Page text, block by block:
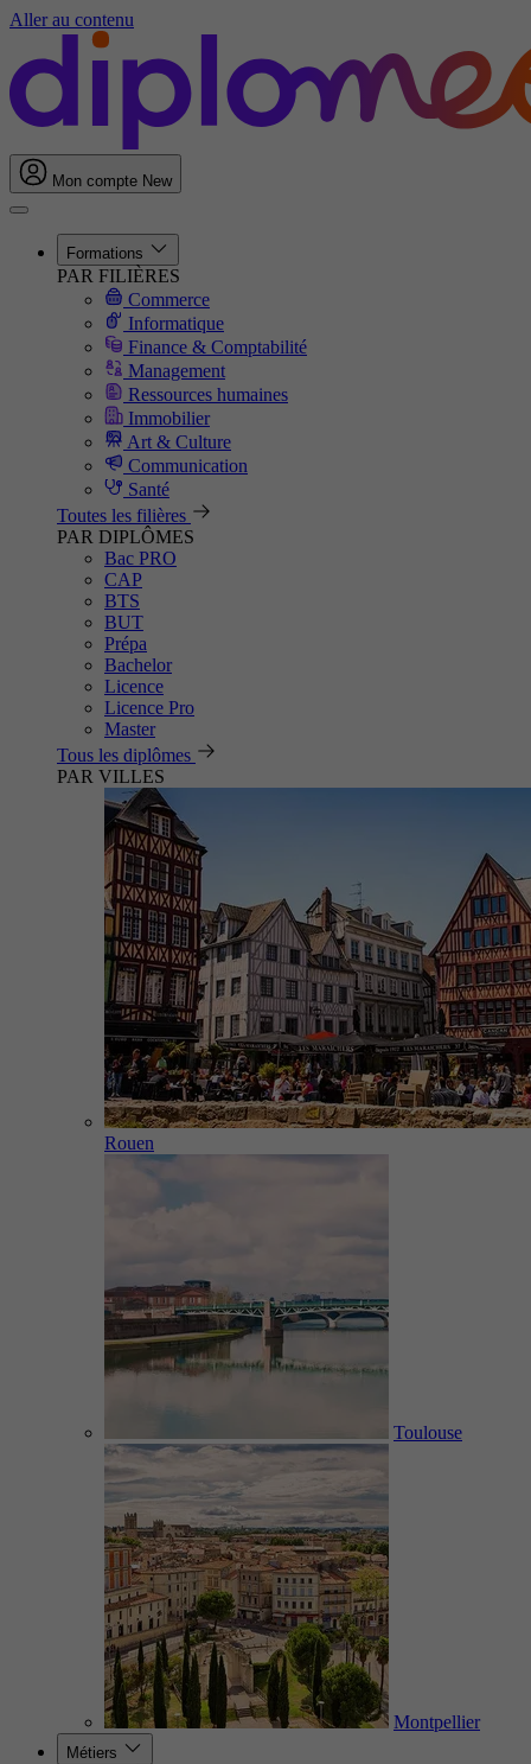
Aller au contenu
Mon compte New
Formations
PAR FILIÈRES
Commerce
Informatique
Finance & Comptabilité
Management
Ressources humaines
Immobilier
Art & Culture
Communication
Santé
Toutes les filières
PAR DIPLÔMES
Bac PRO
CAP
BTS
BUT
Prépa
Bachelor
Licence
Licence Pro
Master
Tous les diplômes
PAR VILLES
Rouen
Toulouse
Montpellier
Métiers